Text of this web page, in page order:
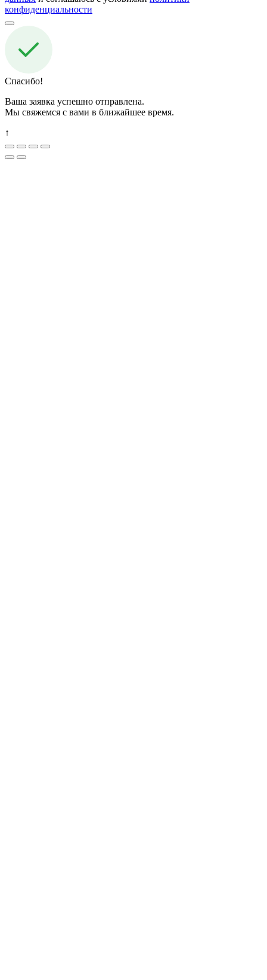
конфиденциальности
Спасибо!
Ваша заявка успешно отправлена.
Мы свяжемся с вами в ближайшее время.
↑